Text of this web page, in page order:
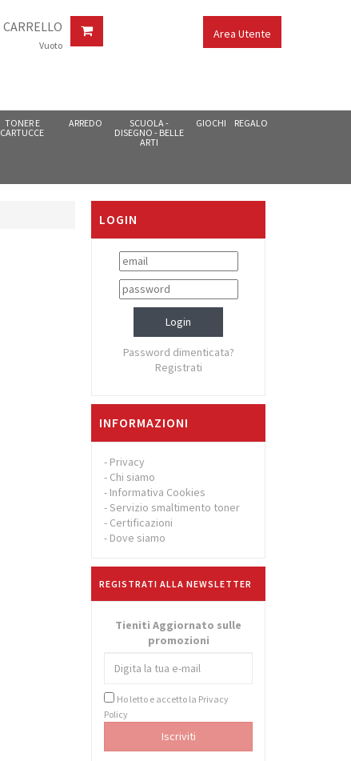
CARRELLO
Vuoto
Area Utente
TONER E
CARTUCCE
ARREDO
SCUOLA -
DISEGNO - BELLE
ARTI
GIOCHI REGALO
LOGIN
Password dimenticata?
Registrati
INFORMAZIONI
- Privacy
- Chi siamo
- Informativa Cookies
-Servizio smaltimento toner
- Certificazioni
- Dove siamo
REGISTRATI ALLA NEWSLETTER
Tieniti Aggiornato sulle
promozioni
Ho letto e accetto la Privacy
Policy